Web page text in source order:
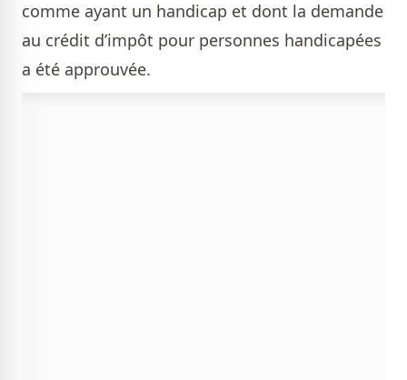
comme ayant un handicap et dont la demande
au crédit d’impôt pour personnes handicapées
a été approuvée.